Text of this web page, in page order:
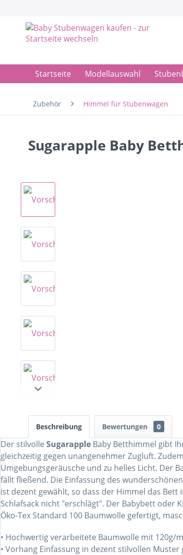
Startseite Modellauswahl
Zubehör Himmel für Stubenwagen
Sugarapple Baby
Beschreibung Bewertungen 0
Der stilvolle Sugarapple Baby Betthimmel gibt
gleichzeitig gegen unangenehmer Zugluft.
Umgebungsgeräusche und zu helles Licht. Der
fällt fließend. Die Einfassung des
ist dezent gewählt, so dass der Himmel das
Schlafsack nicht "erschlägt". Der Babybett oder
Öko-Tex Standard 100 Baumwolle gefertigt,
• Hochwertig verarbeitete Baumwolle mit 120g/
• Vorhang Einfassung in dezent stilvollen Muster